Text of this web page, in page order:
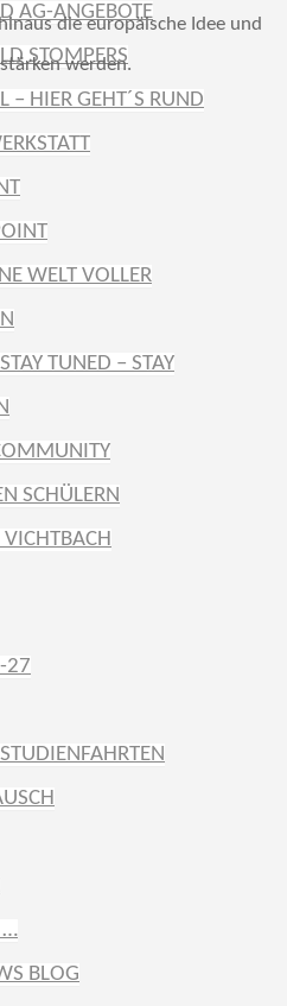
AG-ANGEBOTE
STOMPERS
– HIER GEHT´S RUND
WELT VOLLER
TUNED – STAY
SCHÜLERN
27
…
BLOG
die europäische Idee und
werden.